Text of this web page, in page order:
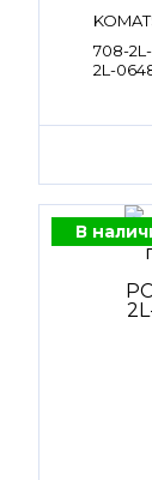
708-
2L-
В